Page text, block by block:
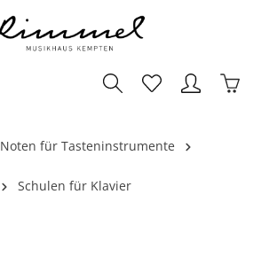
Noten für Tasteninstrumente
Schulen für Klavier